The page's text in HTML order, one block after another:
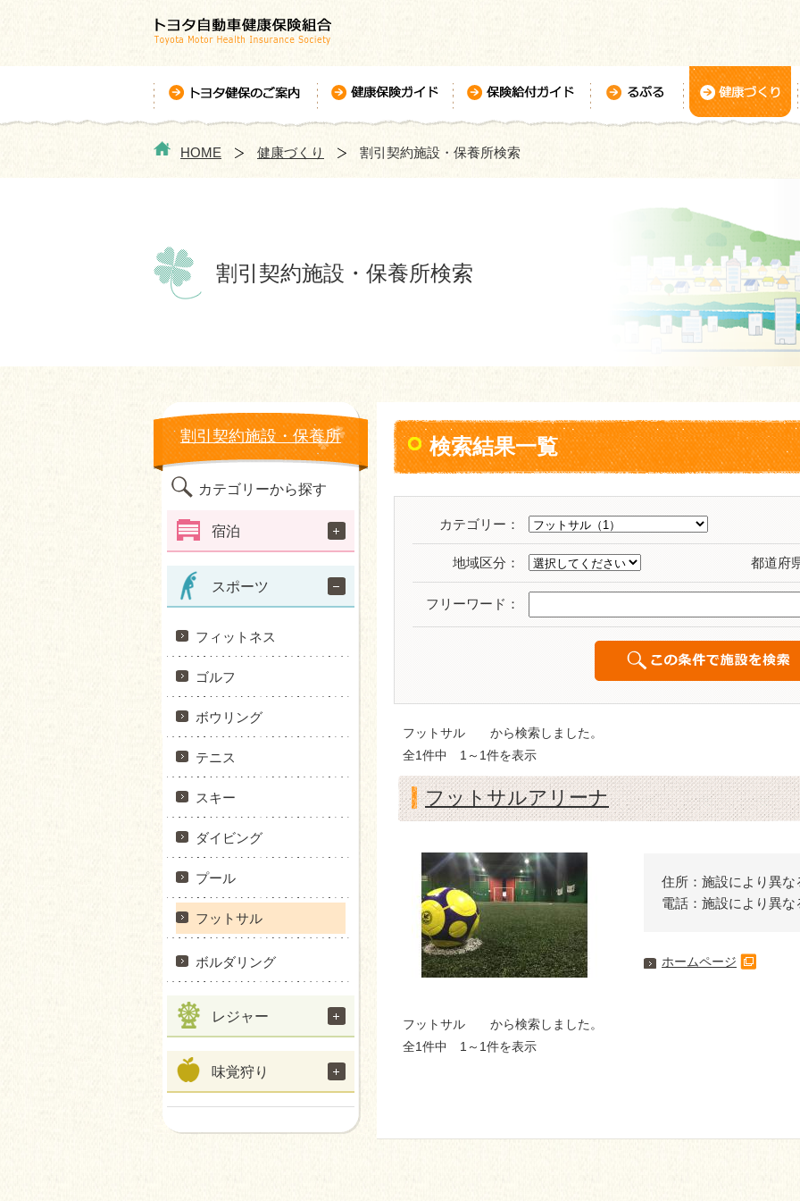
HOME 健康づくり 割引契約施設・保養所検索
割引契約施設・保養所検索
割引契約施設・保養所
カテゴリーから探す
宿泊
スポーツ
フィットネス
ゴルフ
ボウリング
テニス
スキー
ダイビング
プール
フットサル
ボルダリング
レジャー
味覚狩り
検索結果一覧
カテゴリー：
地域区分： 都道府
フリーワード：
フットサル から検索しました。
全1件中 1～1件を表示
フットサルアリーナ
住所：施設により異な
電話：施設により異な
ホームページ
フットサル から検索しました。
全1件中 1～1件を表示